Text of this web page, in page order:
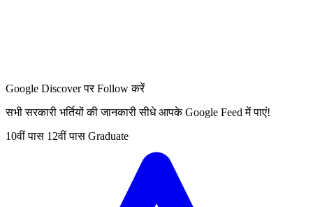
Google Discover पर Follow करें
सभी सरकारी भर्तियों की जानकारी सीधे आपके Google Feed में पाएं!
10वीं पास 12वीं पास Graduate